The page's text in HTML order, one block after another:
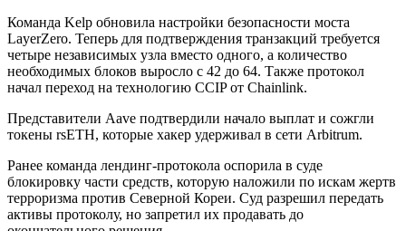
Команда Kelp обновила настройки безопасности моста
LayerZero. Теперь для подтверждения транзакций требуется
четыре независимых узла вместо одного, а количество
необходимых блоков выросло с 42 до 64. Также протокол
начал переход на технологию CCIP от Chainlink.
Представители Aave подтвердили начало выплат и сожгли
токены rsETH, которые хакер удерживал в сети Arbitrum.
Ранее команда лендинг-протокола оспорила в суде
блокировку части средств, которую наложили по искам жертв
терроризма против Северной Кореи. Суд разрешил передать
активы протоколу, но запретил их продавать до